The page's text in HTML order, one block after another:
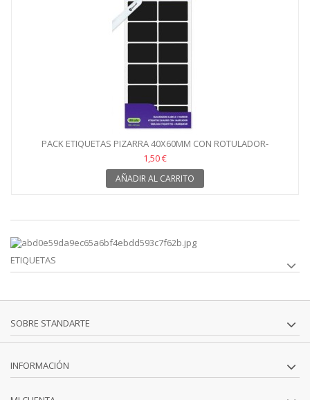
PACK ETIQUETAS PIZARRA 40X60MM CON ROTULADOR-
48UNIDADES
1,50 €
AÑADIR AL CARRITO
ETIQUETAS
SOBRE STANDARTE
INFORMACIÓN